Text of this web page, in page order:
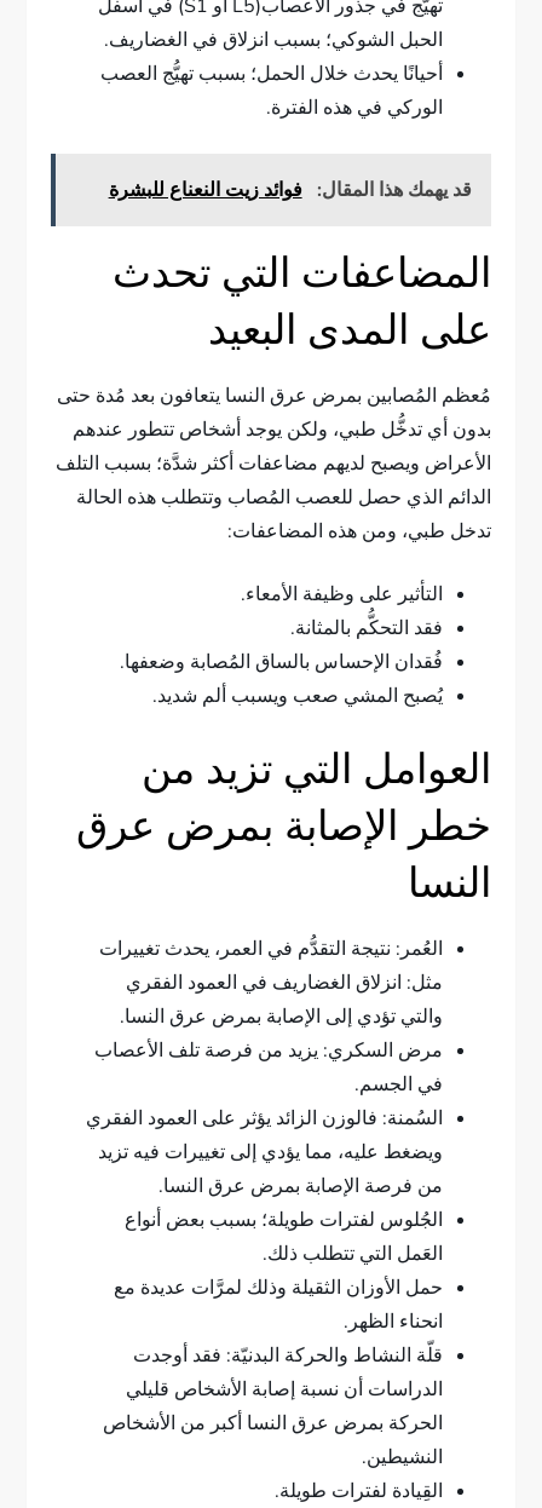
تهيُّج في جذور الأعصاب(L5 أو S1) في أسفل
الحبل الشوكي؛ بسبب انزلاق في الغضاريف.
أحيانًا يحدث خلال الحمل؛ بسبب تهيُّج العصب
الوركي في هذه الفترة.
قد يهمك هذا المقال: فوائد زيت النعناع للبشرة
المضاعفات التي تحدث
على المدى البعيد
مُعظم المُصابين بمرض عرق النسا يتعافون بعد مُدة حتى
بدون أي تدخُّل طبي، ولكن يوجد أشخاص تتطور عندهم
الأعراض ويصبح لديهم مضاعفات أكثر شدَّة؛ بسبب التلف
الدائم الذي حصل للعصب المُصاب وتتطلب هذه الحالة
تدخل طبي، ومن هذه المضاعفات:
التأثير على وظيفة الأمعاء.
فقد التحكُّم بالمثانة.
فُقدان الإحساس بالساق المُصابة وضعفها.
يُصبح المشي صعب ويسبب ألم شديد.
العوامل التي تزيد من
خطر الإصابة بمرض عرق
النسا
العُمر: نتيجة التقدُّم في العمر، يحدث تغييرات
مثل: انزلاق الغضاريف في العمود الفقري
والتي تؤدي إلى الإصابة بمرض عرق النسا.
مرض السكري: يزيد من فرصة تلف الأعصاب
في الجسم.
السُمنة: فالوزن الزائد يؤثر على العمود الفقري
ويضغط عليه، مما يؤدي إلى تغييرات فيه تزيد
من فرصة الإصابة بمرض عرق النسا.
الجُلوس لفترات طويلة؛ بسبب بعض أنواع
العَمل التي تتطلب ذلك.
حمل الأوزان الثقيلة وذلك لمرَّات عديدة مع
انحناء الظهر.
قلّة النشاط والحركة البدنيّة: فقد أوجدت
الدراسات أن نسبة إصابة الأشخاص قليلي
الحركة بمرض عرق النسا أكبر من الأشخاص
النشيطين.
القِيادة لفترات طويلة.